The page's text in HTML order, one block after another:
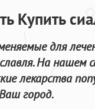
Купить
для
На
лекарства
город.